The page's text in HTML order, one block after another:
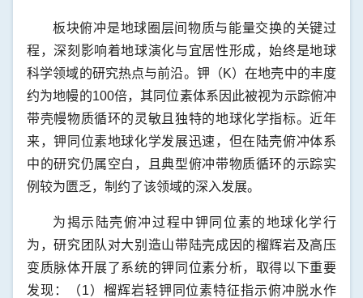
板块俯冲是地球圈层间物质与能量交换的关键过
程，深刻影响着地球演化与宜居性形成，始终是地球
科学领域的研究热点与前沿。钾（K）在地壳中的丰度
约为地幔的100倍，其同位素体系因此被视为示踪俯冲
带壳幔物质循环的灵敏且独特的地球化学指标。近年
来，钾同位素地球化学发展迅速，但在陆壳俯冲体系
中的研究仍属空白，且典型俯冲带物质循环的示踪实
例较为匮乏，制约了该领域的深入发展。
为揭示陆壳俯冲过程中钾同位素的地球化学行
为，研究团队对大别造山带陆壳成因的榴辉岩及高压
变质脉体开展了系统的钾同位素分析，取得以下重要
发现：（1）榴辉岩轻钾同位素特征指示俯冲脱水作